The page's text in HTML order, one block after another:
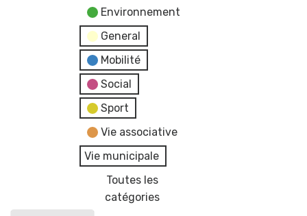
Environnement
General
Mobilité
Social
Sport
Vie associative
Vie municipale
Toutes les
catégories